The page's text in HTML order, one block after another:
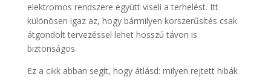
elektromos rendszere együtt viseli a terhelést. Itt
különösen igaz az, hogy bármilyen korszerűsítés csak
átgondolt tervezéssel lehet hosszú távon is
biztonságos.
Ez a cikk abban segít, hogy átlásd: milyen rejtett hibák